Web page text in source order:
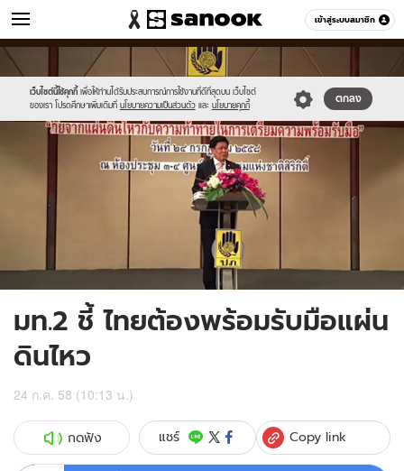
เข้าสู่ระบบสมาชิก
ข่าว หมวดอื่นๆ
เว็บไซต์นี้ใช้คุกกี้ เพื่อให้ท่านได้รับประสบการณ์การใช้งานที่ดีที่สุดบน เว็บไซต์
ของเรา โปรดศึกษาเพิ่มเติมที่ นโยบายความเป็นส่วนตัว และ นโยบายคุกกี้
ตกลง
//s.isanook.com/sr/0/images/logo-
new-
sanook.png
//s.isanook.com/ns/0/ud/367/1835702/634229-
01.jpg
มท.2 ชี้ ไทยต้องพร้อมรับมือแผ่น
ดินไหว
24 ก.ค. 58 (10:13 น.)
กดฟัง แชร์ Copy link